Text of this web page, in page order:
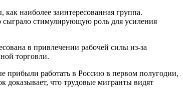
наиболее заинтересованная группа.
сыграло стимулирующую роль для усиления
в привлечении рабочей силы из-за
торговли.
прибыли работать в Россию в первом полугодии,
доказывает, что трудовые мигранты видят